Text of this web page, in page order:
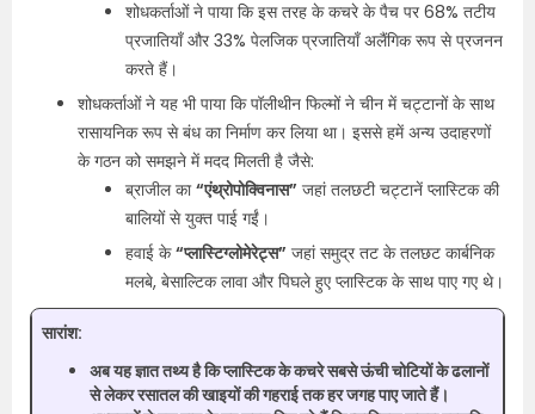
शोधकर्ताओं ने पाया कि इस तरह के कचरे के पैच पर 68% तटीय
प्रजातियाँ और 33% पेलजिक प्रजातियाँ अलैंगिक रूप से प्रजनन
करते हैं।
शोधकर्ताओं ने यह भी पाया कि पॉलीथीन फिल्मों ने चीन में चट्टानों के साथ
रासायनिक रूप से बंध का निर्माण कर लिया था। इससे हमें अन्य उदाहरणों
के गठन को समझने में मदद मिलती है जैसे:
ब्राजील का“एंथ्रोपोक्विनास” जहां तलछटी चट्टानें प्लास्टिक की
बालियों से युक्त पाई गईं।
हवाई के“प्लास्टिग्लोमेरेट्स” जहां समुद्र तट के तलछट कार्बनिक
मलबे, बेसाल्टिक लावा और पिघले हुए प्लास्टिक के साथ पाए गए थे।
सारांश:
अब यह ज्ञात तथ्य है कि प्लास्टिक के कचरे सबसे ऊंची चोटियों के ढलानों
से लेकर रसातल की खाइयों की गहराई तक हर जगह पाए जाते हैं।